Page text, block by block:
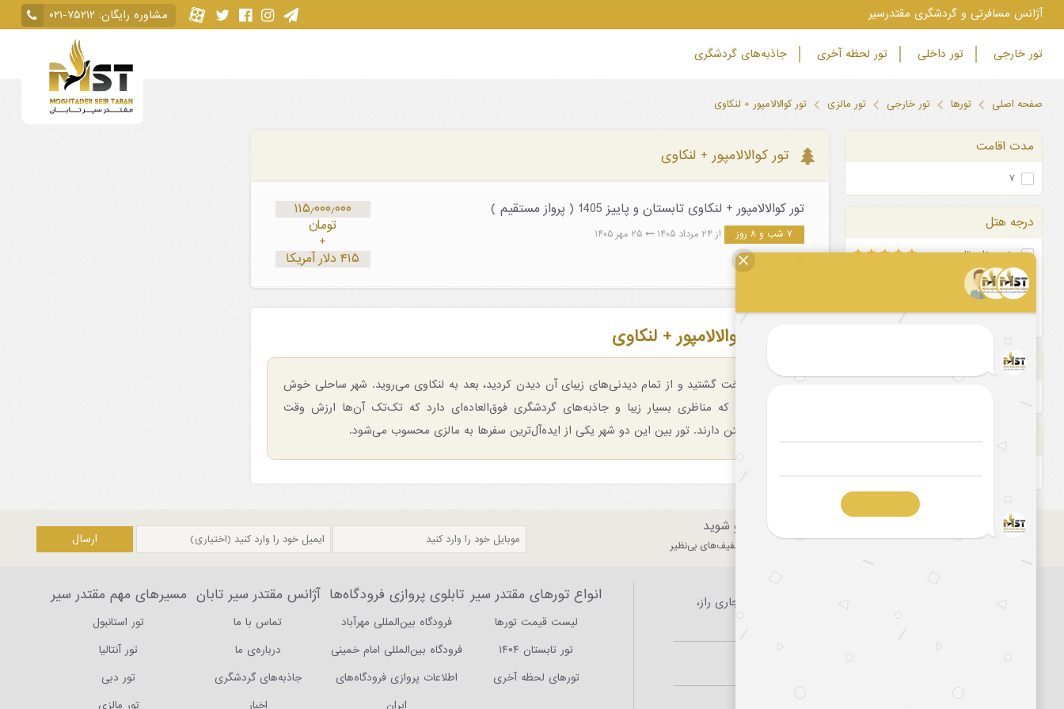
‫آژانس مسافرتی و گردشگری مقتدرسیر مشاوره رایگان: ۰۲۱-۷۵۲۱۲
تور خارجی تور داخلی تور لحظه آخری جاذبه‌های گردشگری
صفحه اصلی تورها تور خارجی تور مالزی تور کوالالامپور + لنکاوی
تور کوالالامپور + لنکاوی
تور کوالالامپور + لنکاوی تابستان و پاییز 1405 ( پرواز مستقیم )
۷ شب و ۸ روز از ۲۴ مرداد ۱۴۰۵
۲۵ مهر ۱۴۰۵
ایران ایر تور
۱۱۵٫۰۰۰٫۰۰۰
تومان
+
۴۱۵ دلار آمریکا
درباره تور کوالالامپور + لنکاوی
وقتی در پایتخت گشتید و از تمام دیدنی‌های زیبای آن دیدن کردید، بعد به لنکاوی می‌روید. شهر ساحلی خوش
آب و هوایی که مناظری بسیار زیبا و جاذبه‌های گردشگری فوق‌العاده‌ای دارد که تک‌تک آن‌ها ارزش وقت
گذاشتن و رفتن دارند. تور بین این دو شهر یکی از ایده‌آل‌ترین سفرها به مالزی محسوب می‌شود.
مدت اقامت
۷
درجه هتل
پنج ستاره تاپ
پنج ستاره
چهار ستاره
ایر لاین
سرویس تور/هتل
عضویت در تلگرام
عضویت در اینستاگرام
در خبرنامه مقتدر سیر عضو شوید
دریافت تورهای لحظه آخری و تخفیف‌های بی‌نظیر
آدرس: تهران، بلوار میرداماد، خیابان حصاری، مجتمع تجاری راز،
انواع تورهای مقتدر سیر
لیست قیمت تورها
تور تابستان ۱۴۰۴
تورهای لحظه آخری
تابلوی پروازی فرودگاه‌ها
فرودگاه بین‌المللی مهرآباد
فرودگاه بین‌المللی امام خمینی
اطلاعات پروازی فرودگاه‌های
ایران
آژانس مقتدر سیر تابان
تماس با ما
درباره‌ی ما
جاذبه‌های گردشگری
اخبار
مسیرهای مهم مقتدر سیر
تور استانبول
تور آنتالیا
تور دبی
تور مالزی